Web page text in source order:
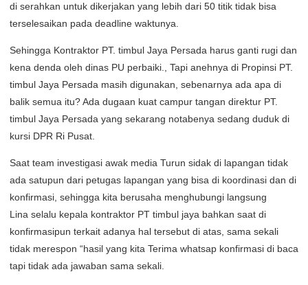
di serahkan untuk dikerjakan yang lebih dari 50 titik tidak bisa
terselesaikan pada deadline waktunya.
Sehingga Kontraktor PT. timbul Jaya Persada harus ganti rugi dan
kena denda oleh dinas PU perbaiki., Tapi anehnya di Propinsi PT.
timbul Jaya Persada masih digunakan, sebenarnya ada apa di
balik semua itu? Ada dugaan kuat campur tangan direktur PT.
timbul Jaya Persada yang sekarang notabenya sedang duduk di
kursi DPR Ri Pusat.
Saat team investigasi awak media Turun sidak di lapangan tidak
ada satupun dari petugas lapangan yang bisa di koordinasi dan di
konfirmasi, sehingga kita berusaha menghubungi langsung
Lina selalu kepala kontraktor PT timbul jaya bahkan saat di
konfirmasipun terkait adanya hal tersebut di atas, sama sekali
tidak merespon “hasil yang kita Terima whatsap konfirmasi di baca
tapi tidak ada jawaban sama sekali.